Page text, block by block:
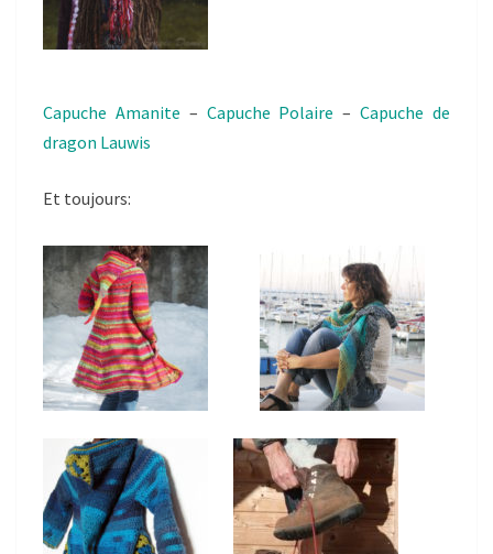
Capuche Amanite – Capuche Polaire –Capuche de
dragon Lauwis
Et toujours: